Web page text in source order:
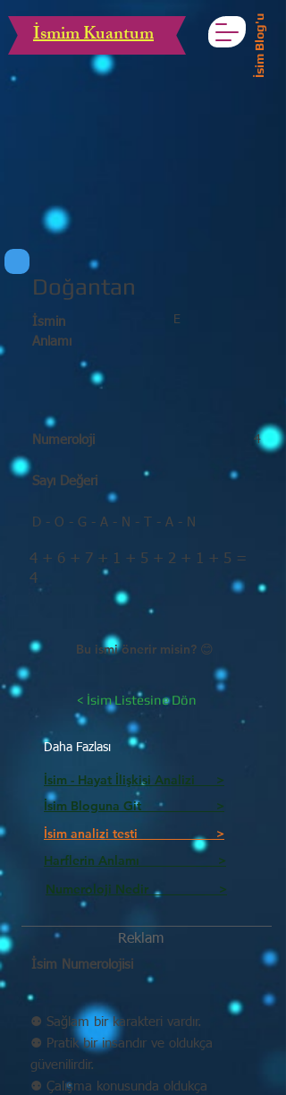
İsmim Kuantum İsim Blog'u
Doğantan
E
İsmin
Anlamı
Numeroloji
Sayı Değeri
4
D - O - G - A - N - T - A - N
4 + 6 + 7 + 1 + 5 + 2 + 1 + 5 =
4
Bu ismi önerir misin? 😊
< İsim Listesine Dön
Daha Fazlası
İsim - Hayat İlişkisi Analizi >
İsim Bloguna Git >
İsim analizi testi >
Harflerin Anlamı >
Numeroloji Nedir_________ >
Reklam
İsim Numerolojisi
⚉ Sağlam bir karakteri vardır.
⚉ Pratik bir insandır ve oldukça
güvenilirdir.
⚉ Çalışma konusunda oldukça